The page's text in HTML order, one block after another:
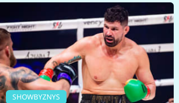
SHOWBYZNYS